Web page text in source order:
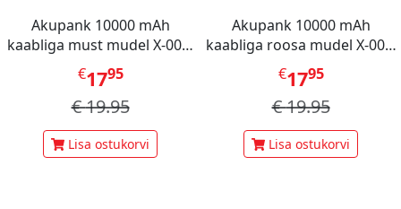
Akupank 10000 mAh
kaabliga must mudel X-001,
Mini Berry
€1795
€19.95
Lisa ostukorvi
Akupank 10000 mAh
kaabliga roosa mudel X-001,
Mini Berry
€1795
€19.95
Lisa ostukorvi